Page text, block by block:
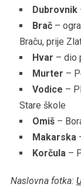
Dubrovnik
Brač–
Braču, prije
Hvar – dio
Murter –
Vodice –
Stare škole
Omiš–
Makarska
Korčula –
Naslovna fotka: